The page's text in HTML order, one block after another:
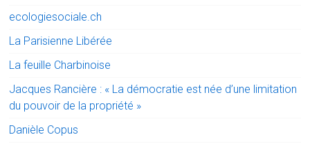
ecologiesociale.ch
La Parisienne Libérée
La feuille Charbinoise
Jacques Rancière : « La démocratie est née d’une limitation
du pouvoir de la propriété »
Danièle Copus